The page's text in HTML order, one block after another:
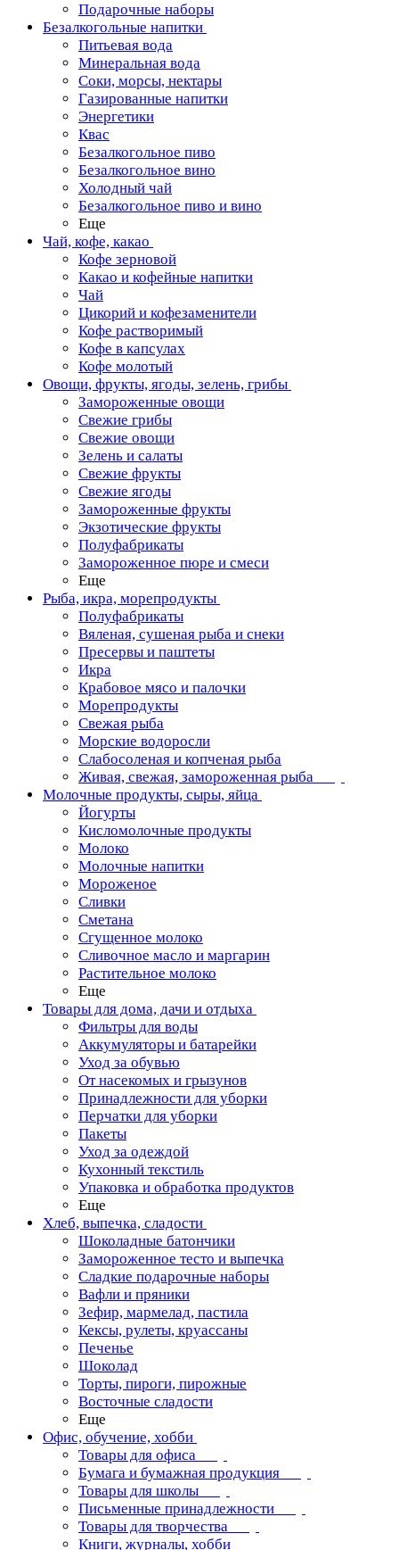
Подарочные наборы
Безалкогольные напитки
Питьевая вода
Минеральная вода
Соки, морсы, нектары
Газированные напитки
Энергетики
Квас
Безалкогольное пиво
Безалкогольное вино
Холодный чай
Безалкогольное пиво и вино
Еще
Чай, кофе, какао
Кофе зерновой
Какао и кофейные напитки
Чай
Цикорий и кофезаменители
Кофе растворимый
Кофе в капсулах
Кофе молотый
Овощи, фрукты, ягоды, зелень, грибы
Замороженные овощи
Свежие грибы
Свежие овощи
Зелень и салаты
Свежие фрукты
Свежие ягоды
Замороженные фрукты
Экзотические фрукты
Полуфабрикаты
Замороженное пюре и смеси
Еще
Рыба, икра, морепродукты
Полуфабрикаты
Вяленая, сушеная рыба и снеки
Пресервы и паштеты
Икра
Крабовое мясо и палочки
Морепродукты
Свежая рыба
Морские водоросли
Слабосоленая и копченая рыба
Живая, свежая, замороженная рыба
Молочные продукты, сыры, яйца
Йогурты
Кисломолочные продукты
Молоко
Молочные напитки
Мороженое
Сливки
Сметана
Сгущенное молоко
Сливочное масло и маргарин
Растительное молоко
Еще
Товары для дома, дачи и отдыха
Фильтры для воды
Аккумуляторы и батарейки
Уход за обувью
От насекомых и грызунов
Принадлежности для уборки
Перчатки для уборки
Пакеты
Уход за одеждой
Кухонный текстиль
Упаковка и обработка продуктов
Еще
Хлеб, выпечка, сладости
Шоколадные батончики
Замороженное тесто и выпечка
Сладкие подарочные наборы
Вафли и пряники
Зефир, мармелад, пастила
Кексы, рулеты, круассаны
Печенье
Шоколад
Торты, пироги, пирожные
Восточные сладости
Еще
Офис, обучение, хобби
Товары для офиса
Бумага и бумажная продукция
Товары для школы
Письменные принадлежности
Товары для творчества
Книги, журналы, хобби